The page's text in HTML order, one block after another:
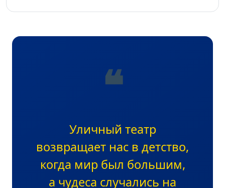
❝
Уличный театр
возвращает нас в детство,
когда мир был большим,
а чудеса случались на